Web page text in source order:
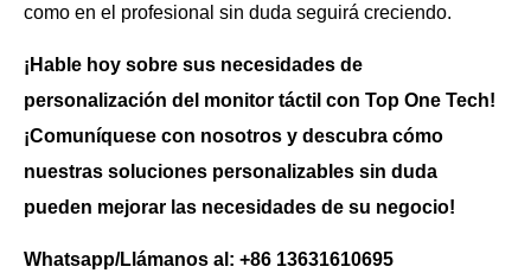
como en el profesional sin duda seguirá creciendo.
¡Hable hoy sobre sus necesidades de
personalización del monitor táctil con Top One Tech!
¡Comuníquese con nosotros y descubra cómo
nuestras soluciones personalizables sin duda
pueden mejorar las necesidades de su negocio!
Whatsapp/Llámanos al: +86 13631610695